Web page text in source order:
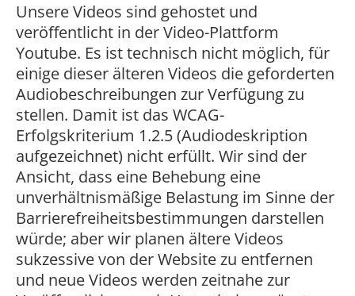
Unsere Videos sind gehostet und
veröffentlicht in der Video-Plattform
Youtube. Es ist technisch nicht möglich, für
einige dieser älteren Videos die geforderten
Audiobeschreibungen zur Verfügung zu
stellen. Damit ist das WCAG-
Erfolgskriterium 1.2.5 (Audiodeskription
aufgezeichnet) nicht erfüllt. Wir sind der
Ansicht, dass eine Behebung eine
unverhältnismäßige Belastung im Sinne der
Barrierefreiheitsbestimmungen darstellen
würde; aber wir planen ältere Videos
sukzessive von der Website zu entfernen
und neue Videos werden zeitnahe zur